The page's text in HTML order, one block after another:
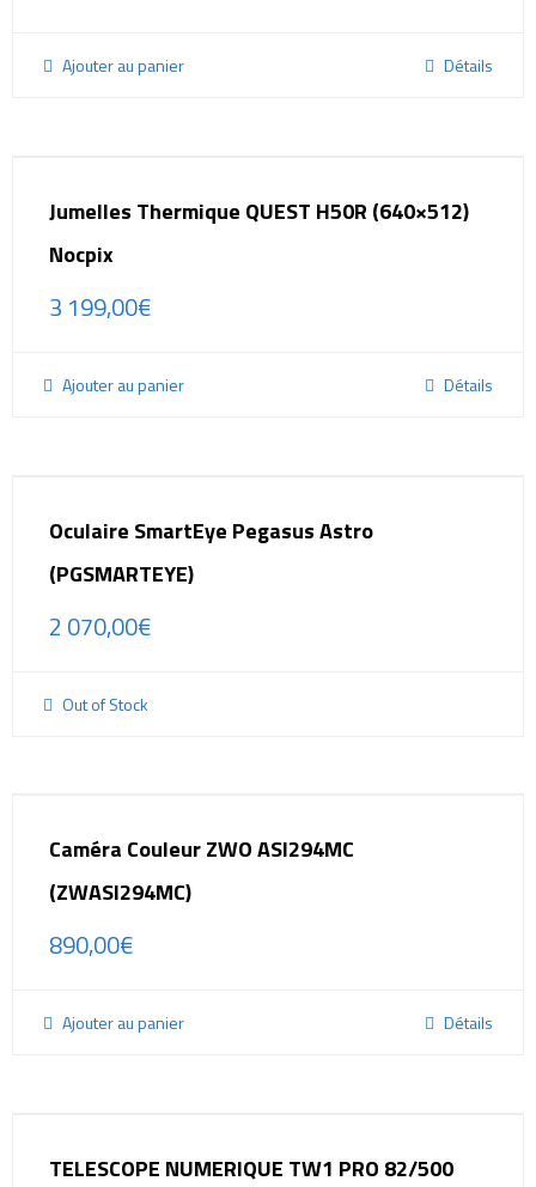
Ajouter au panier Détails
Jumelles Thermique QUEST H50R (640×512)
Nocpix
3 199,00€
Ajouter au panier Détails
Oculaire SmartEye Pegasus Astro
(PGSMARTEYE)
2 070,00€
Out of Stock
Caméra Couleur ZWO ASI294MC
(ZWASI294MC)
890,00€
Ajouter au panier Détails
TELESCOPE NUMERIQUE TW1 PRO 82/500